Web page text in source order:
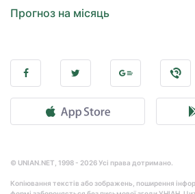
Прогноз на місяць
© UNIAN.NET, 1998 - 2026 Усі права дотримано.
Копіювання текстів або зображень, поширення